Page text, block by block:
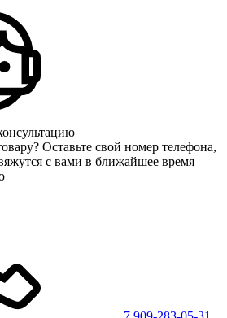
Оставьте свой номер телефона,
с вами в ближайшее время